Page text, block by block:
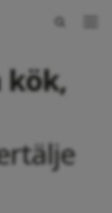
kök,